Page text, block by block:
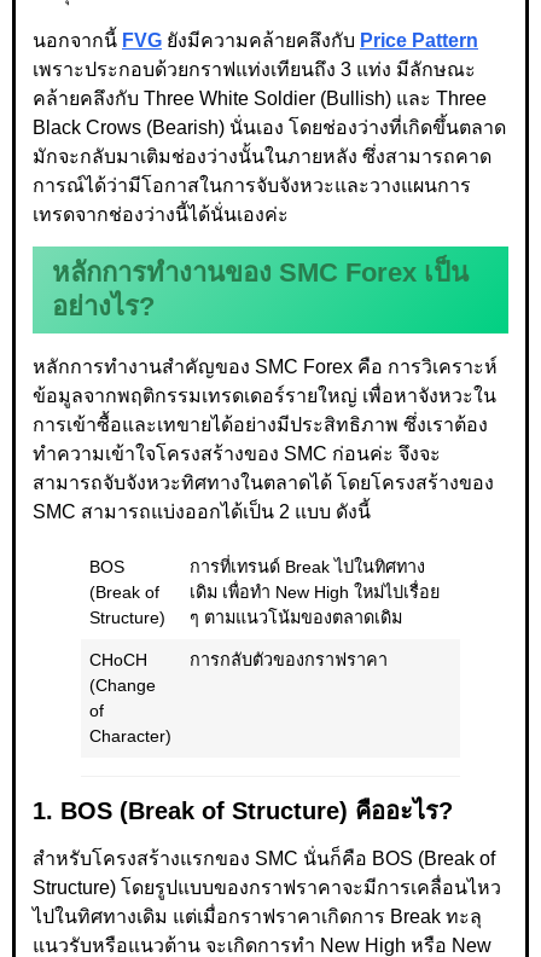
นอกจากนี้ FVG ยังมีความคล้ายคลึงกับ Price Pattern
เพราะประกอบด้วยกราฟแท่งเทียนถึง 3 แท่ง มีลักษณะ
คล้ายคลึงกับ Three White Soldier (Bullish) และ Three
Black Crows (Bearish) นั่นเอง โดยช่องว่างที่เกิดขึ้นตลาด
มักจะกลับมาเติมช่องว่างนั้นในภายหลัง ซึ่งสามารถคาด
การณ์ได้ว่ามีโอกาสในการจับจังหวะและวางแผนการ
เทรดจากช่องว่างนี้ได้นั่นเองค่ะ
หลักการทำงานของ SMC Forex เป็น
อย่างไร?
หลักการทำงานสำคัญของ SMC Forex คือ การวิเคราะห์
ข้อมูลจากพฤติกรรมเทรดเดอร์รายใหญ่ เพื่อหาจังหวะใน
การเข้าซื้อและเทขายได้อย่างมีประสิทธิภาพ ซึ่งเราต้อง
ทำความเข้าใจโครงสร้างของ SMC ก่อนค่ะ จึงจะ
สามารถจับจังหวะทิศทางในตลาดได้ โดยโครงสร้างของ
SMC สามารถแบ่งออกได้เป็น 2 แบบ ดังนี้
BOS
(Break of
Structure)
การที่เทรนด์ Break ไปในทิศทาง
เดิม เพื่อทำ New High ใหม่ไปเรื่อย
ๆ ตามแนวโน้มของตลาดเดิม
CHoCH
(Change
of
Character)
การกลับตัวของกราฟราคา
1. BOS (Break of Structure) คืออะไร?
สำหรับโครงสร้างแรกของ SMC นั่นก็คือ BOS (Break of
Structure) โดยรูปแบบของกราฟราคาจะมีการเคลื่อนไหว
ไปในทิศทางเดิม แต่เมื่อกราฟราคาเกิดการ Break ทะลุ
แนวรับหรือแนวต้าน จะเกิดการทำ New High หรือ New